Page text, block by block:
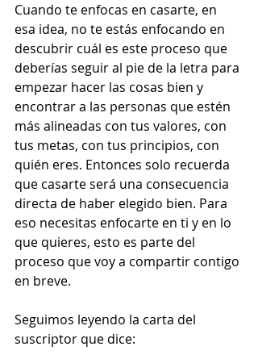
Cuando te enfocas en casarte, en
esa idea, no te estás enfocando en
descubrir cuál es este proceso que
deberías seguir al pie de la letra para
empezar hacer las cosas bien y
encontrar a las personas que estén
más alineadas con tus valores, con
tus metas, con tus principios, con
quién eres. Entonces solo recuerda
que casarte será una consecuencia
directa de haber elegido bien. Para
eso necesitas enfocarte en ti y en lo
que quieres, esto es parte del
proceso que voy a compartir contigo
en breve.
Seguimos leyendo la carta del
suscriptor que dice: